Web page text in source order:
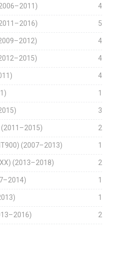
4
5
4
4
4
1
3
(2011–2015)
2
(2007–2013)
1
(2013–2018)
2
1
1
2